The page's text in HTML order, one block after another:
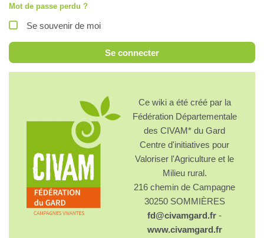
Mot de passe perdu ?
Se souvenir de moi
Se connecter
Ce wiki a été créé par la
Fédération Départementale
des CIVAM* du Gard
Centre d'initiatives pour
Valoriser l'Agriculture et le
Milieu rural.
216 chemin de Campagne
30250 SOMMIÈRES
fd@civamgard.fr -
www.civamgard.fr